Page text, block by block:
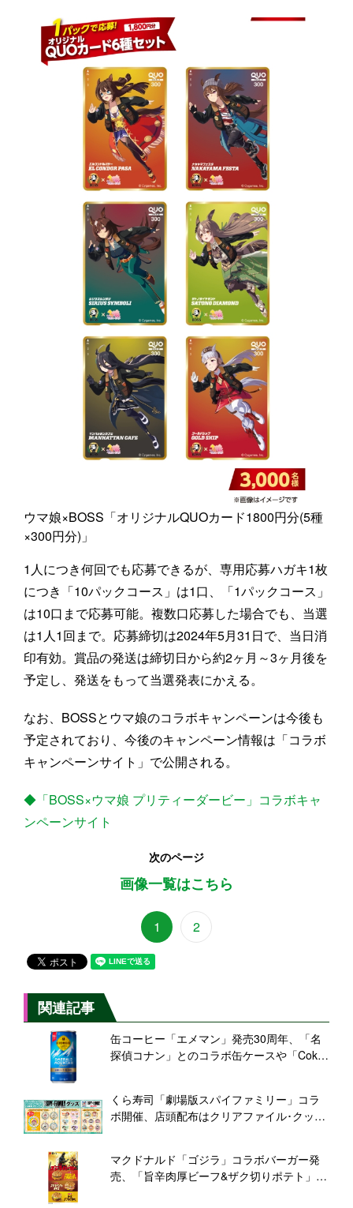
ウマ娘×BOSS「オリジナルQUOカード1800円分(5種
×300円分)」
1人につき何回でも応募できるが、専用応募ハガキ1枚
につき「10パックコース」は1口、「1パックコース」
は10口まで応募可能。複数口応募した場合でも、当選
は1人1回まで。応募締切は2024年5月31日で、当日消
印有効。賞品の発送は締切日から約2ヶ月～3ヶ月後を
予定し、発送をもって当選発表にかえる。
なお、BOSSとウマ娘のコラボキャンペーンは今後も
予定されており、今後のキャンペーン情報は「コラボ
キャンペーンサイト」で公開される。
◆「BOSS×ウマ娘 プリティーダービー」コラボキャ
ンペーンサイト
次のページ
画像一覧はこちら
1 2
関連記事
缶コーヒー「エメマン」発売30周年、「名
探偵コナン」とのコラボ缶ケースや「Coke
くら寿司「劇場版スパイファミリー」コラ
ボ開催、店頭配布はクリアファイル･クッシ
ッジ登場も/劇場版SPY×FAMILY CODE:
Whiteキャンペーン
マクドナルド「ゴジラ」コラボバーガー発
売、「旨辛肉厚ビーフ&ザク切りポテト」